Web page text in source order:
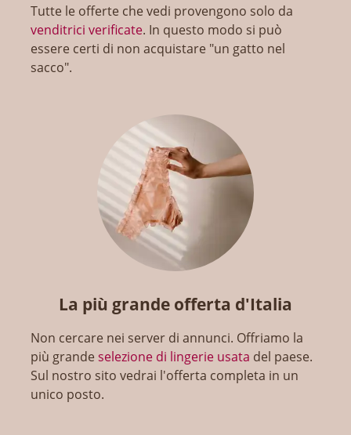
Tutte le offerte che vedi provengono solo da
venditrici verificate. In questo modo si può
essere certi di non acquistare "un gatto nel
sacco".
La più grande offerta d'Italia
Non cercare nei server di annunci. Offriamo la
più grandeselezione di lingerie usata del paese.
Sul nostro sito vedrai l'offerta completa in un
unico posto.